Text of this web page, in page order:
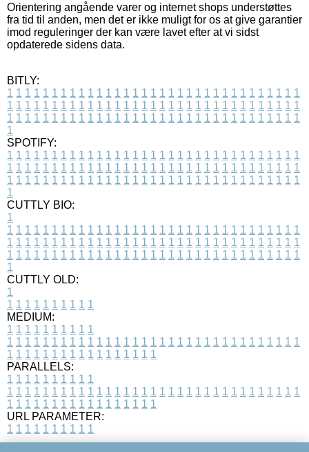
Orientering angående varer og internet shops understøttes
fra tid til anden, men det er ikke muligt for os at give garantier
imod reguleringer der kan være lavet efter at vi sidst
opdaterede sidens data.
BITLY:
1 1 1 1 1 1 1 1 1 1 1 1 1 1 1 1 1 1 1 1 1 1 1 1 1 1 1 1 1 1 1 1 1
1 1 1 1 1 1 1 1 1 1 1 1 1 1 1 1 1 1 1 1 1 1 1 1 1 1 1 1 1 1 1 1 1
1 1 1 1 1 1 1 1 1 1 1 1 1 1 1 1 1 1 1 1 1 1 1 1 1 1 1 1 1 1 1 1 1
1
SPOTIFY:
1 1 1 1 1 1 1 1 1 1 1 1 1 1 1 1 1 1 1 1 1 1 1 1 1 1 1 1 1 1 1 1 1
1 1 1 1 1 1 1 1 1 1 1 1 1 1 1 1 1 1 1 1 1 1 1 1 1 1 1 1 1 1 1 1 1
1 1 1 1 1 1 1 1 1 1 1 1 1 1 1 1 1 1 1 1 1 1 1 1 1 1 1 1 1 1 1 1 1
1
CUTTLY BIO:
1
1 1 1 1 1 1 1 1 1 1 1 1 1 1 1 1 1 1 1 1 1 1 1 1 1 1 1 1 1 1 1 1 1
1 1 1 1 1 1 1 1 1 1 1 1 1 1 1 1 1 1 1 1 1 1 1 1 1 1 1 1 1 1 1 1 1
1 1 1 1 1 1 1 1 1 1 1 1 1 1 1 1 1 1 1 1 1 1 1 1 1 1 1 1 1 1 1 1 1
1
CUTTLY OLD:
1
1 1 1 1 1 1 1 1 1 1
MEDIUM:
1 1 1 1 1 1 1 1 1 1
1 1 1 1 1 1 1 1 1 1 1 1 1 1 1 1 1 1 1 1 1 1 1 1 1 1 1 1 1 1 1 1 1
1 1 1 1 1 1 1 1 1 1 1 1 1 1 1 1 1
PARALLELS:
1 1 1 1 1 1 1 1 1 1
1 1 1 1 1 1 1 1 1 1 1 1 1 1 1 1 1 1 1 1 1 1 1 1 1 1 1 1 1 1 1 1 1
1 1 1 1 1 1 1 1 1 1 1 1 1 1 1 1 1
URL PARAMETER:
1 1 1 1 1 1 1 1 1 1